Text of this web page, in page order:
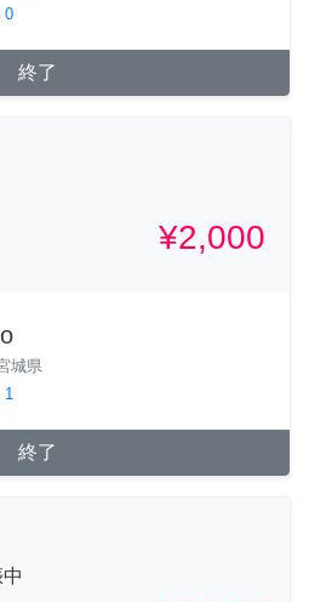
0
終了
¥2,000
城県
1
終了